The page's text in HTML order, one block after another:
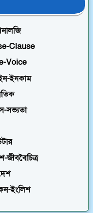
Clause
Voice
ইনকাম
সভ্যতা
জীববৈচিত্র
ইংলিশ